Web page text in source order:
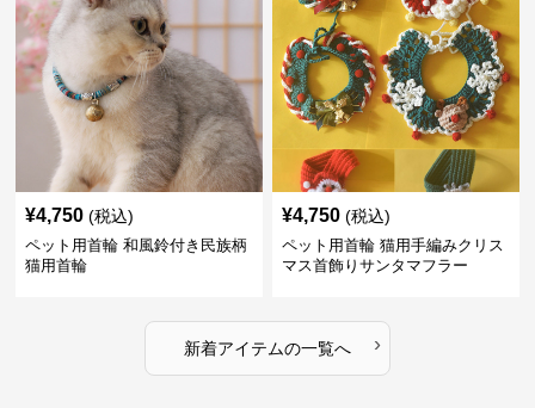
¥4,750 (税込)
ペット用首輪 和風鈴付き民族柄
猫用首輪
¥4,750 (税込)
ペット用首輪 猫用手編みクリス
マス首飾りサンタマフラー
新着アイテムの一覧へ ›